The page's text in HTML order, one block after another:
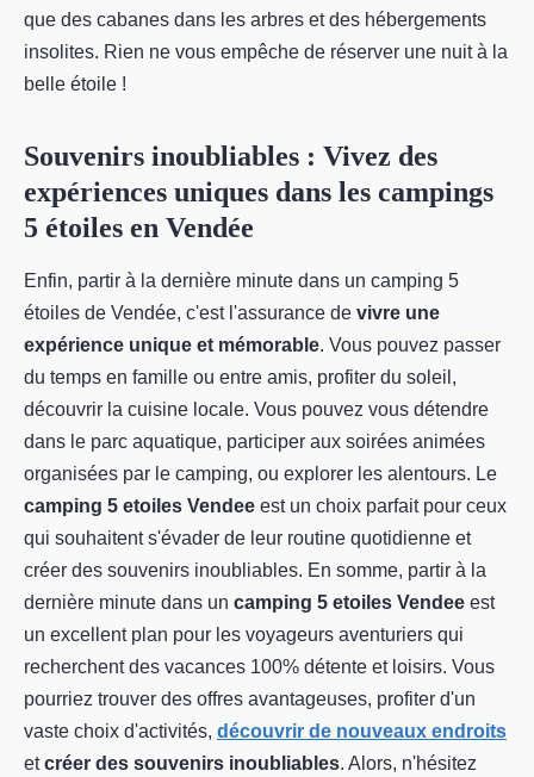
que des cabanes dans les arbres et des hébergements
insolites. Rien ne vous empêche de réserver une nuit à la
belle étoile !
Souvenirs inoubliables : Vivez des
expériences uniques dans les campings
5 étoiles en Vendée
Enfin, partir à la dernière minute dans un camping 5
étoiles de Vendée, c'est l'assurance de vivre une
expérience unique et mémorable. Vous pouvez passer
du temps en famille ou entre amis, profiter du soleil,
découvrir la cuisine locale. Vous pouvez vous détendre
dans le parc aquatique, participer aux soirées animées
organisées par le camping, ou explorer les alentours. Le
camping 5 etoiles Vendee est un choix parfait pour ceux
qui souhaitent s'évader de leur routine quotidienne et
créer des souvenirs inoubliables. En somme, partir à la
dernière minute dans un camping 5 etoiles Vendee est
un excellent plan pour les voyageurs aventuriers qui
recherchent des vacances 100% détente et loisirs. Vous
pourriez trouver des offres avantageuses, profiter d'un
vaste choix d'activités, découvrir de nouveaux endroits
etcréer des souvenirs inoubliables. Alors, n'hésitez